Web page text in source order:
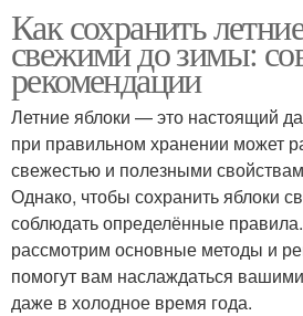
Как сохранить
свежими до зимы:
рекомендации
Летние яблоки — это настоящий
при правильном хранении может
свежестью и полезными
Однако, чтобы сохранить яблоки
соблюдать определённые
рассмотрим основные методы и
помогут вам наслаждаться
даже в холодное время года.